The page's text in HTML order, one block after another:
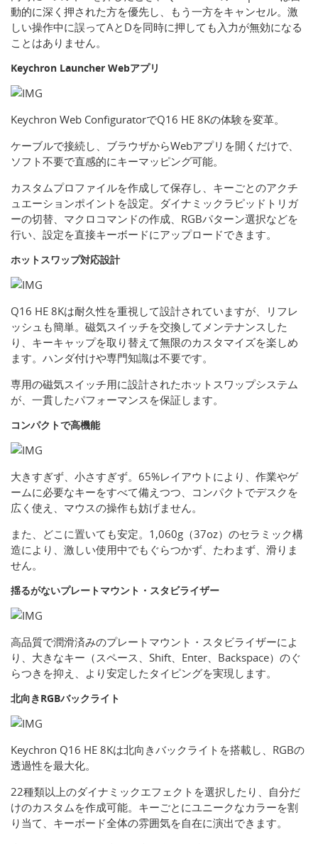
動的に深く押された方を優先し、もう一方をキャンセル。激
しい操作中に誤ってAとDを同時に押しても入力が無効になる
ことはありません。
Keychron Launcher Webアプリ
Keychron Web ConfiguratorでQ16 HE 8Kの体験を変革。
ケーブルで接続し、ブラウザからWebアプリを開くだけで、
ソフト不要で直感的にキーマッピング可能。
カスタムプロファイルを作成して保存し、キーごとのアクチ
ュエーションポイントを設定。ダイナミックラピッドトリガ
ーの切替、マクロコマンドの作成、RGBパターン選択などを
行い、設定を直接キーボードにアップロードできます。
ホットスワップ対応設計
Q16 HE 8Kは耐久性を重視して設計されていますが、リフレ
ッシュも簡単。磁気スイッチを交換してメンテナンスした
り、キーキャップを取り替えて無限のカスタマイズを楽しめ
ます。ハンダ付けや専門知識は不要です。
専用の磁気スイッチ用に設計されたホットスワップシステム
が、一貫したパフォーマンスを保証します。
コンパクトで高機能
大きすぎず、小さすぎず。65%レイアウトにより、作業やゲ
ームに必要なキーをすべて備えつつ、コンパクトでデスクを
広く使え、マウスの操作も妨げません。
また、どこに置いても安定。1,060g（37oz）のセラミック構
造により、激しい使用中でもぐらつかず、たわまず、滑りま
せん。
揺るがないプレートマウント・スタビライザー
高品質で潤滑済みのプレートマウント・スタビライザーによ
り、大きなキー（スペース、Shift、Enter、Backspace）のぐ
らつきを抑え、より安定したタイピングを実現します。
北向きRGBバックライト
Keychron Q16 HE 8Kは北向きバックライトを搭載し、RGBの
透過性を最大化。
22種類以上のダイナミックエフェクトを選択したり、自分だ
けのカスタムを作成可能。キーごとにユニークなカラーを割
り当て、キーボード全体の雰囲気を自在に演出できます。